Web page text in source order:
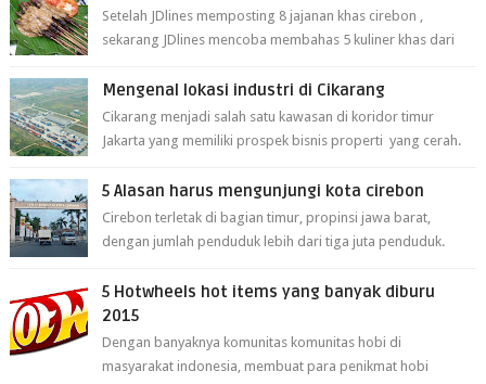
Setelah JDlines memposting 8 jajanan khas cirebon ,
sekarang JDlines mencoba membahas 5 kuliner khas dari
Mengenal lokasi industri di Cikarang
Cikarang menjadi salah satu kawasan di koridor timur
Jakarta yang memiliki prospek bisnis properti yang cerah.
5 Alasan harus mengunjungi kota cirebon
Cirebon terletak di bagian timur, propinsi jawa barat,
dengan jumlah penduduk lebih dari tiga juta penduduk.
5 Hotwheels hot items yang banyak diburu
2015
Dengan banyaknya komunitas komunitas hobi di
masyarakat indonesia, membuat para penikmat hobi